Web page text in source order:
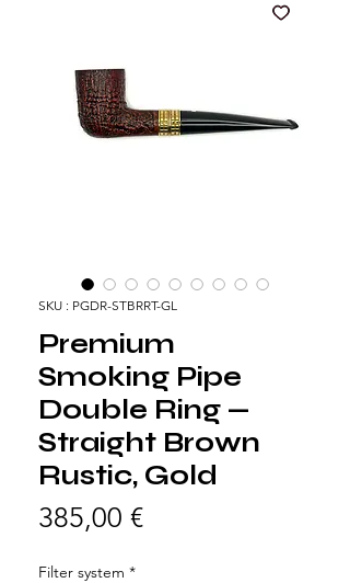
SKU : PGDR-STBRRT-GL
Premium
Smoking Pipe
Double Ring —
Straight Brown
Rustic, Gold
385,00 €Prix
Filter system *